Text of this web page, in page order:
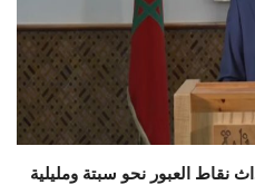
نقاط العبور نحو سبتة ومليلية